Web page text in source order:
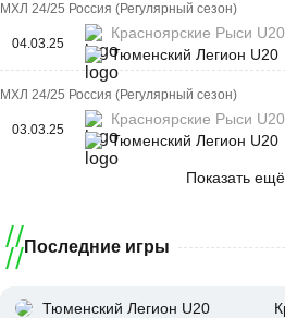
МХЛ 24/25 Россия (Регулярный сезон)
04.03.25
Красноярские Рыси U20
Тюменский Легион U20
МХЛ 24/25 Россия (Регулярный сезон)
03.03.25
Красноярские Рыси U20
Тюменский Легион U20
Показать ещё
Последние игры
Тюменский Легион U20